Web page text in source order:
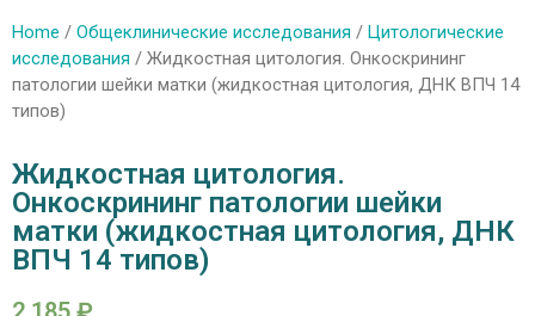
Home / Общеклинические исследования / Цитологические
исследования / Жидкостная цитология. Онкоскрининг
патологии шейки матки (жидкостная цитология, ДНК ВПЧ 14
типов)
Жидкостная цитология.
Онкоскрининг патологии шейки
матки (жидкостная цитология, ДНК
ВПЧ 14 типов)